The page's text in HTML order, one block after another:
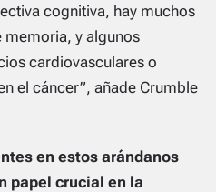
cognitiva, hay muchos
memoria, y algunos
cardiovasculares o
el cáncer”, añade Crumble
en estos arándanos
papel crucial en la